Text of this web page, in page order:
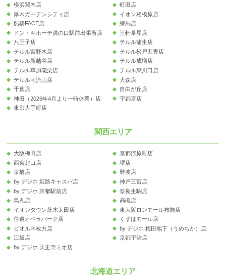
横浜関内店
町田店
厚木ガーデンシティ店
イオン相模原店
船橋FACE店
練馬店
ドン・キホーテ溝の口駅前出張所店
三軒茶屋店
八王子店
テルル蒲生店
テルル宮野木店
テルル松戸五香店
テルル新越谷店
テルル成増店
テルル草加花栗店
テルル東川口店
テルル南流山店
大森店
千葉店
自由が丘店
神田（2026年4月より一時休業）店
宇都宮店
東京大手町店
関西エリア
大阪梅田店
京都河原町店
西宮北口店
堺店
京橋店
難波店
by デジホ 姫路キャスパ店
神戸三宮店
by デジホ 京都駅前店
奈良生駒店
烏丸店
高槻店
イオンタウン茨木太田店
東大阪ロンモール布施店
住道オペラパーク店
くずはモール店
ビオルネ枚方店
by デジホ 梅田地下（うめちか）店
江坂店
京都宇治店
by デジホ 天王寺ミオ店
北海道エリア